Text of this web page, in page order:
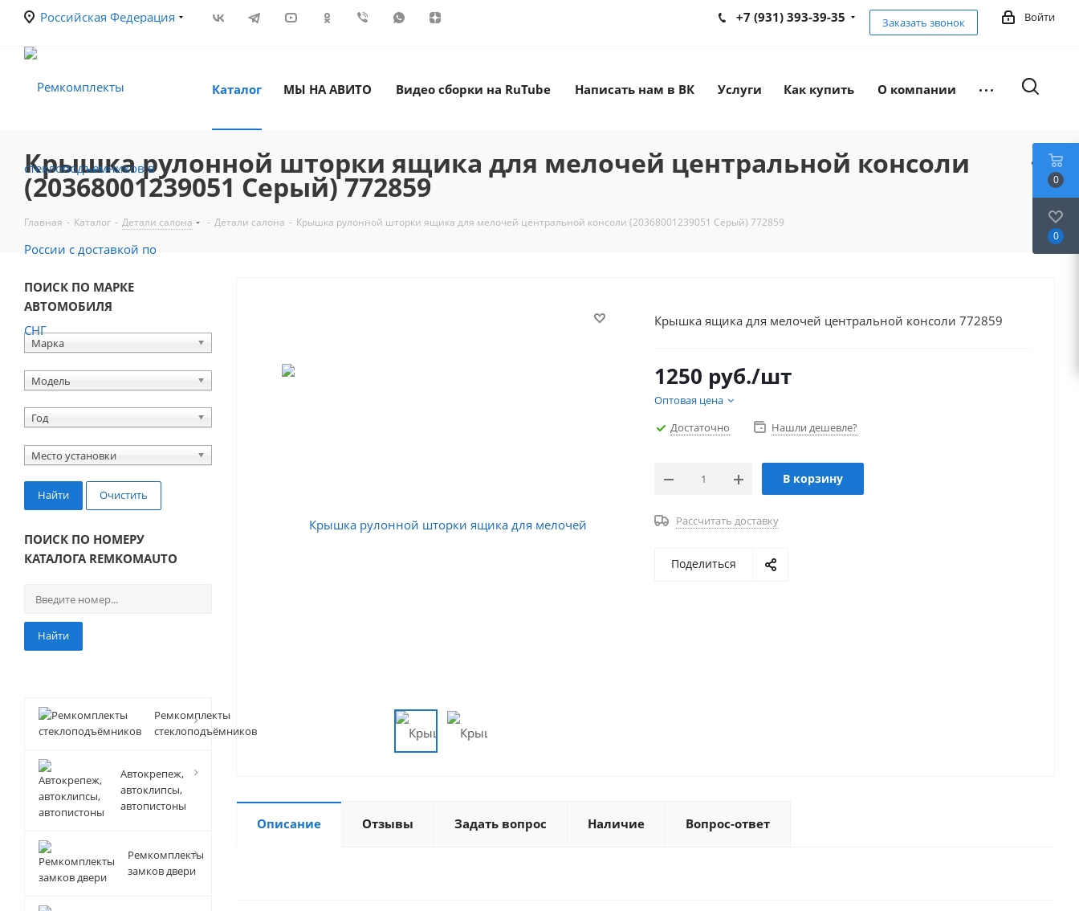
Российская Федерация Войти
+7 (931) 393-39-35 Заказать звонок
Каталог МЫ НА АВИТО Видео сборки на RuTube Написать нам в ВК Услуги Как купить О компании
Крышка рулонной шторки ящика для мелочей центральной консоли
(20368001239051 Серый) 772859
Главная - Каталог - Детали салона - Детали салона - Крышка рулонной шторки ящика для мелочей центральной консоли (20368001239051 Серый) 772859
ПОИСК ПО МАРКЕ
АВТОМОБИЛЯ
Марка
Модель
Год
Место установки
Найти Очистить
ПОИСК ПО НОМЕРУ
КАТАЛОГА REMKOMAUTO
Найти
Ремкомплекты
стеклоподъёмников
Автокрепеж,
автоклипсы,
автопистоны
Ремкомплекты
замков двери
Крышка ящика для мелочей центральной консоли 772859
1250 руб./шт
Оптовая цена
Достаточно
Нашли дешевле?
В корзину
Рассчитать доставку
Поделиться
Описание Отзывы Задать вопрос Наличие Вопрос-ответ
0
0